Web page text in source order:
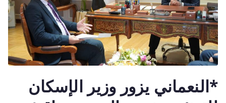
*النعماني يزور وزير الإسكان